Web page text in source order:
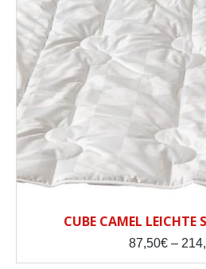
CUBE CAMEL LEICHTE
87,50€ –